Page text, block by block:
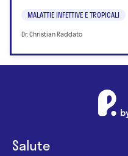
MALATTIE INFETTIVE E TROPICALI
Dr. Christian Raddato
Salute